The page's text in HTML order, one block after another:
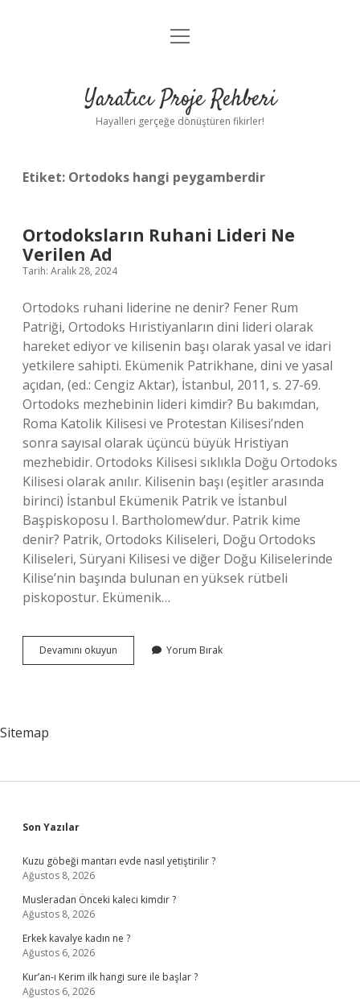
Anasayfa
Yasal Uyarı
menüyü
Yaratıcı Proje Rehberi
Hayalleri gerçeğe dönüştüren fikirler!
Etiket: Ortodoks hangi peygamberdir
Ortodoksların Ruhani Lideri Ne
Verilen Ad
Tarih: Aralık 28, 2024
Ortodoks ruhani liderine ne denir? Fener Rum
Patriği, Ortodoks Hıristiyanların dini lideri olarak
hareket ediyor ve kilisenin başı olarak yasal ve idari
yetkilere sahipti. Ekümenik Patrikhane, dini ve yasal
açıdan, (ed.: Cengiz Aktar), İstanbul, 2011, s. 27-69.
Ortodoks mezhebinin lideri kimdir? Bu bakımdan,
Roma Katolik Kilisesi ve Protestan Kilisesi’nden
sonra sayısal olarak üçüncü büyük Hristiyan
mezhebidir. Ortodoks Kilisesi sıklıkla Doğu Ortodoks
Kilisesi olarak anılır. Kilisenin başı (eşitler arasında
birinci) İstanbul Ekümenik Patrik ve İstanbul
Başpiskoposu I. Bartholomew’dur. Patrik kime
denir? Patrik, Ortodoks Kiliseleri, Doğu Ortodoks
Kiliseleri, Süryani Kilisesi ve diğer Doğu Kiliselerinde
Kilise’nin başında bulunan en yüksek rütbeli
piskopostur. Ekümenik…
Devamını okuyun Ortodoksların
Ruhani
Yorum Bırak
Sitemap
Sidebar
Son Yazılar
Kuzu göbeği mantarı evde nasıl yetiştirilir ?
Ağustos 8, 2026
Musleradan Önceki kaleci kimdir ?
Ağustos 8, 2026
Erkek kavalye kadın ne ?
Ağustos 6, 2026
Kur’an-ı Kerim ilk hangi sure ile başlar ?
Ağustos 6, 2026